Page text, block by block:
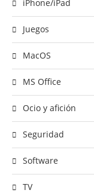
iPhone/iPad
Juegos
MacOS
MS Office
Ocio y afición
Seguridad
Software
TV